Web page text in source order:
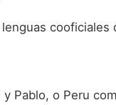
cooficiales
y Pablo, o Peru